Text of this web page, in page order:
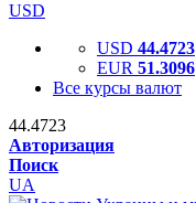
USD
USD 44.4723
EUR 51.3096
Все курсы валют
44.4723
Авторизация
Поиск
UA